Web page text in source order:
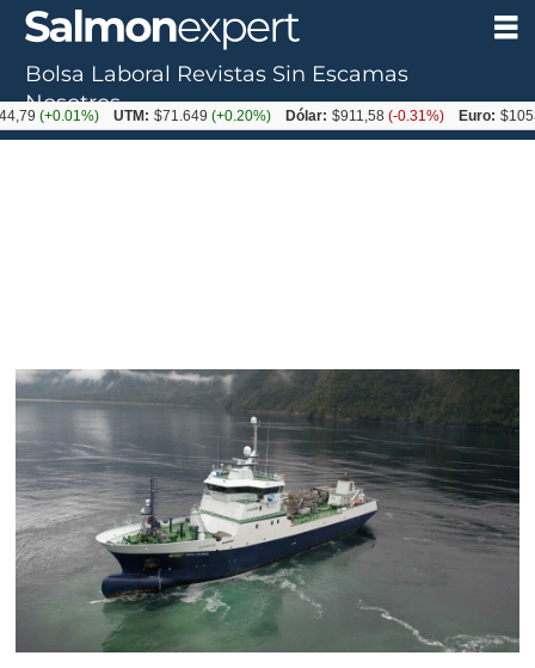
Bolsa Laboral Revistas Sin Escamas
Nosotros
UTM: $71.649(+0.20%) Dólar: $911,58(-0.31%) Euro: $1053,36 (-